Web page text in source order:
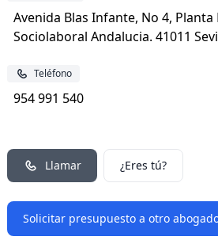
Avenida Blas Infante, No 4, Planta
Sociolaboral Andalucia. 41011
Teléfono
954 991 540
Llamar ¿Eres tú?
Solicitar presupuesto a otro